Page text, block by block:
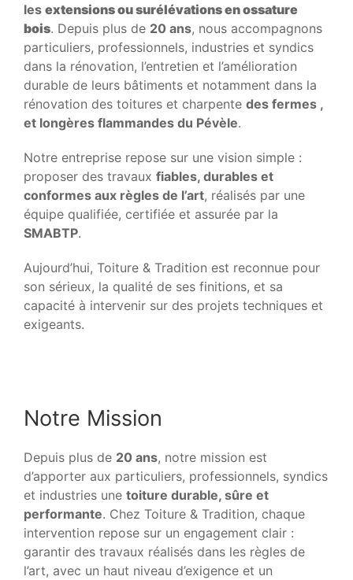
les extensions ou surélévations en ossature
bois. Depuis plus de 20 ans, nous accompagnons
particuliers, professionnels, industries et syndics
dans la rénovation, l’entretien et l’amélioration
durable de leurs bâtiments et notamment dans la
rénovation des toitures et charpente des fermes ,
et longères flammandes du Pévèle.
Notre entreprise repose sur une vision simple :
proposer des travaux fiables, durables et
conformes aux règles de l’art, réalisés par une
équipe qualifiée, certifiée et assurée par la
SMABTP.
Aujourd’hui, Toiture & Tradition est reconnue pour
son sérieux, la qualité de ses finitions, et sa
capacité à intervenir sur des projets techniques et
exigeants.
Notre Mission
Depuis plus de 20 ans, notre mission est
d’apporter aux particuliers, professionnels, syndics
et industries une toiture durable, sûre et
performante. Chez Toiture & Tradition, chaque
intervention repose sur un engagement clair :
garantir des travaux réalisés dans les règles de
l’art, avec un haut niveau d’exigence et un